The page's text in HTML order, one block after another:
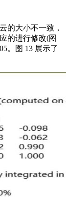
大小不一致，
的进行修改(图
。图 13 展示了